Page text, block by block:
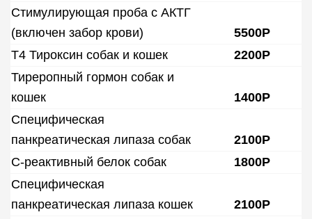
Стимулирующая проба с АКТГ
(включен забор крови)
5500Р
Т4 Тироксин собак и кошек
2200Р
Тиреропный гормон собак и
кошек
1400Р
Специфическая
панкреатическая липаза собак
2100Р
С-реактивный белок собак
1800Р
Специфическая
панкреатическая липаза кошек
2100Р